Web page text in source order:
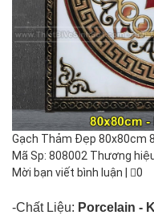
Gạch Thảm Đẹp 80x80cm
Mã Sp: 808002 Thương
Mời bạn viết bình luận
0
-Chất Liệu: Porcelain -